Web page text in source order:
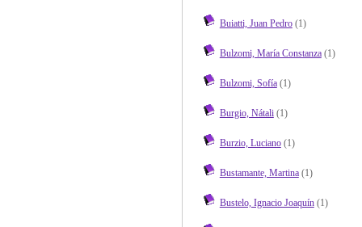
Buiatti, Juan Pedro(1)
Bulzomi, María Constanza(1)
Bulzomi, Sofía(1)
Burgio, Nátali(1)
Burzio, Luciano(1)
Bustamante, Martina(1)
Bustelo, Ignacio Joaquín(1)